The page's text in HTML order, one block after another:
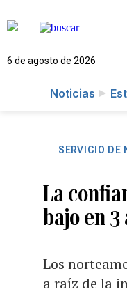
6 de agosto de 2026
Noticias
SERVICIO DE
La
bajo en 3
Los
a raíz de la